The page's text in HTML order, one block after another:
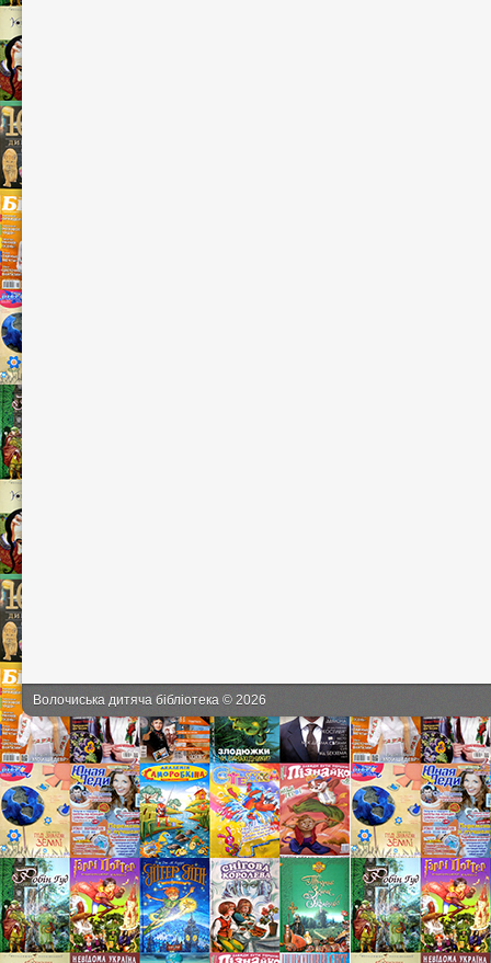
Волочиська дитяча бібліотека © 2026